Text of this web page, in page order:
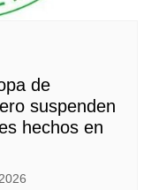
de
suspenden
hechos en